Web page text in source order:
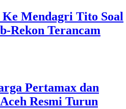
Mendagri Tito Soal
Rekon Terancam
Pertamax dan
Resmi Turun